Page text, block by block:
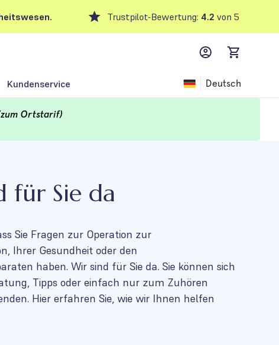
Trustpilot-Bewertung: 4.2 von 5
MyFFM
items in
Kundenservice Deutsch
Ortstarif)
für Sie da
Sie Fragen zur Operation zur
Ihrer Gesundheit oder den
haben. Wir sind für Sie da. Sie können sich
Tipps oder einfach nur zum Zuhören
Hier erfahren Sie, wie wir Ihnen helfen